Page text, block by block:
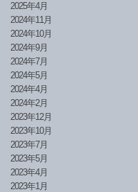
2025年4月
2024年11月
2024年10月
2024年9月
2024年7月
2024年5月
2024年4月
2024年2月
2023年12月
2023年10月
2023年7月
2023年5月
2023年4月
2023年1月